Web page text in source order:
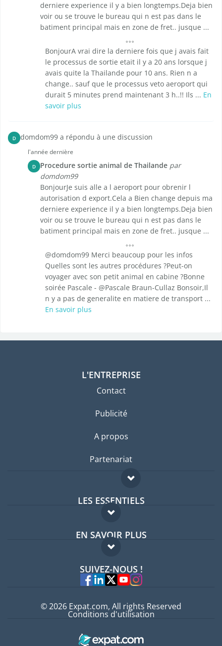
derniere experience il y a bien longtemps.Deja bien
voir ou se trouve le bureau qui n est pas dans le
batiment principal mais en zone de fret.. jusque ...
BonjourA vrai dire la derniere fois que j avais fait
le processus de sortie etait il y a 20 ans lorsque j
avais quite la Thailande pour 10 ans. Rien n a
change.. sauf que le processus veto aeroport qui
durait 5 minutes prend maintenant 3 h..!! Ils ... En
savoir plus
D domdom99 a répondu à une discussion
l'année dernière
D Procedure sortie animal de Thailande par
domdom99
BonjourJe suis alle a l aeroport pour obrenir l
autorisation d export.Cela a Bien change depuis ma
derniere experience il y a bien longtemps.Deja bien
voir ou se trouve le bureau qui n est pas dans le
batiment principal mais en zone de fret.. jusque ...
@domdom99 Merci beaucoup pour les infos
Quelles sont les autres procédures ?Peut-on
voyager avec son petit animal en cabine ?Bonne
soirée Pascale - @Pascale Braun-Cullaz Bonsoir,Il
n y a pas de generalite en matiere de transport ...
En savoir plus
L'ENTREPRISE
Contact
Publicité
A propos
Partenariat
LES ESSENTIELS
Forum expatriés
Guides pays
EN SAVOIR PLUS
FAQ
Experts
SUIVEZ-NOUS !
© 2026 Expat.com, All rights Reserved
Conditions d'utilisation